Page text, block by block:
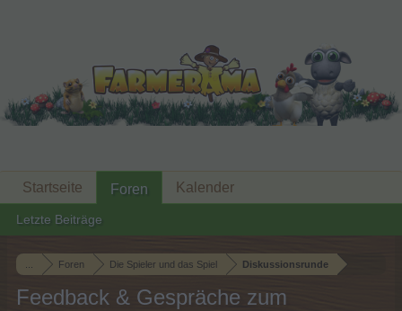
Foren Die Spieler und das Spiel Diskussionsrunde
Feedback & Gespräche zum
Startseite Foren
Letzte Beiträge
Kalender